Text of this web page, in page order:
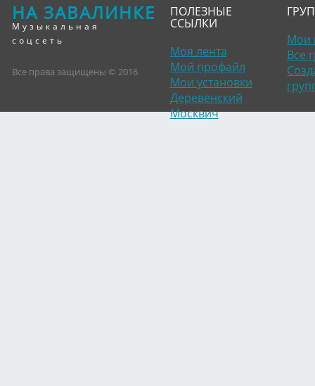
НА ЗАВАЛИНКЕ
Музыкальная
соцсеть
Все права защищены © 2016
ПОЛЕЗНЫЕ
ССЫЛКИ
Моя лента
Мой профайл
Мои установки
Деревенский
Москвич
Мои
Все